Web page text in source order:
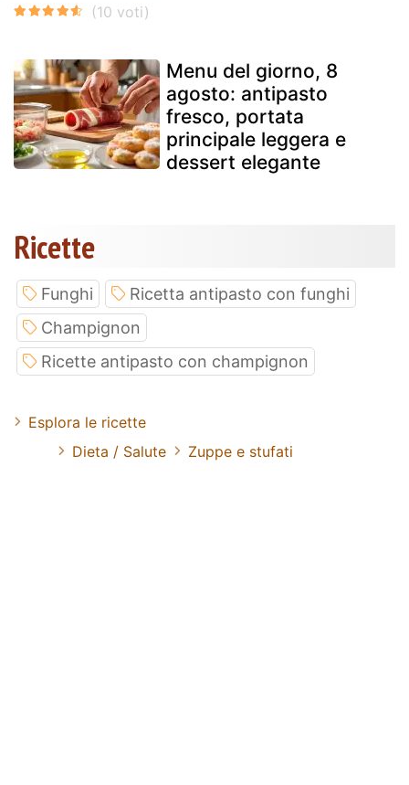
Menu del giorno, 8
agosto: antipasto
fresco, portata
principale leggera e
dessert elegante
Ricette
Funghi
Ricetta antipasto con funghi
Champignon
Ricette antipasto con champignon
Esplora le ricette
Dieta / Salute
Zuppe e stufati